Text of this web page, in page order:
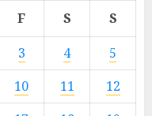
F S
S
3 4
5
10 11
12